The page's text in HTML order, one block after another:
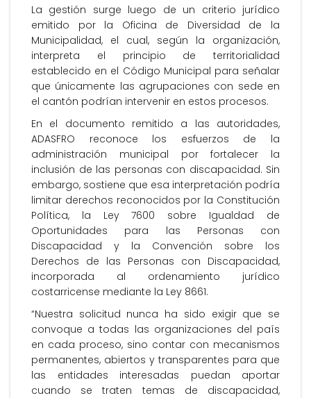
La gestión surge luego de un criterio jurídico
emitido por la Oficina de Diversidad de la
Municipalidad, el cual, según la organización,
interpreta el principio de territorialidad
establecido en el Código Municipal para señalar
que únicamente las agrupaciones con sede en
el cantón podrían intervenir en estos procesos.
En el documento remitido a las autoridades,
ADASFRO reconoce los esfuerzos de la
administración municipal por fortalecer la
inclusión de las personas con discapacidad. Sin
embargo, sostiene que esa interpretación podría
limitar derechos reconocidos por la Constitución
Política, la Ley 7600 sobre Igualdad de
Oportunidades para las Personas con
Discapacidad y la Convención sobre los
Derechos de las Personas con Discapacidad,
incorporada al ordenamiento jurídico
costarricense mediante la Ley 8661.
“Nuestra solicitud nunca ha sido exigir que se
convoque a todas las organizaciones del país
en cada proceso, sino contar con mecanismos
permanentes, abiertos y transparentes para que
las entidades interesadas puedan aportar
cuando se traten temas de discapacidad,